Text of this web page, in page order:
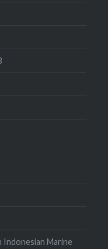
Indonesian Marine